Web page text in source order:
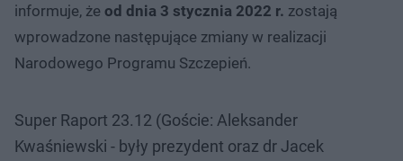
informuje, że od dnia 3 stycznia 2022 r. zostają
wprowadzone następujące zmiany w realizacji
Narodowego Programu Szczepień.
Super Raport 23.12 (Goście: Aleksander
Kwaśniewski - były prezydent oraz dr Jacek